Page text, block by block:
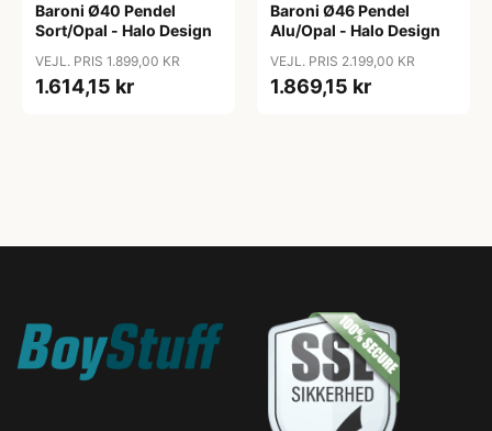
Baroni Ø40 Pendel
Sort/Opal - Halo Design
VEJL. PRIS 1.899,00 KR
1.614,15 kr
Baroni Ø46 Pendel
Alu/Opal - Halo Design
VEJL. PRIS 2.199,00 KR
1.869,15 kr